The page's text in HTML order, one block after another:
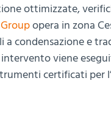
ottimizzate,
opera in zona
a condensazione e
viene
certificati per